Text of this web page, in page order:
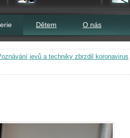
Dětem O nás
jevů a techniky zbrzdil koronavirus